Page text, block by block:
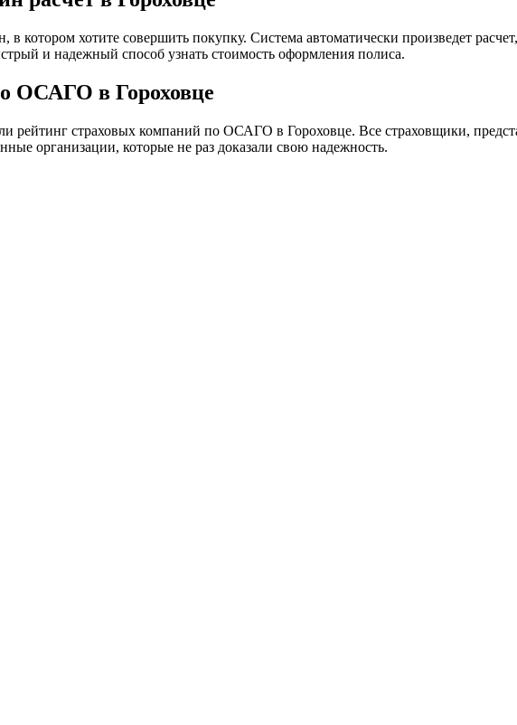
в котором хотите совершить покупку. Система автоматически произведет
и надежный способ узнать стоимость оформления полиса.
ОСАГО в Гороховце
рейтинг страховых компаний по ОСАГО в Гороховце. Все страховщики,
организации, которые не раз доказали свою надежность.